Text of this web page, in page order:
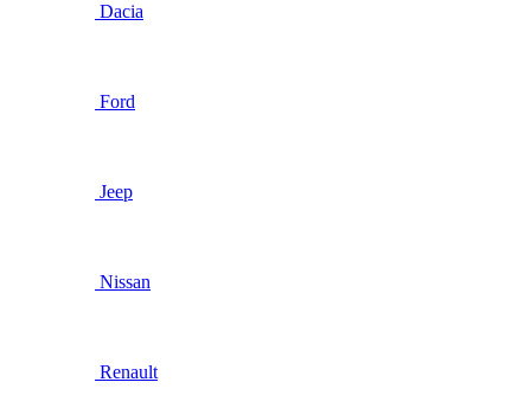
Dacia
Ford
Jeep
Nissan
Renault